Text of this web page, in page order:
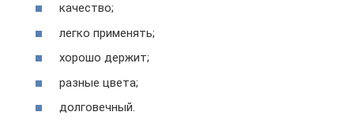
качество;
легко применять;
хорошо держит;
разные цвета;
долговечный.